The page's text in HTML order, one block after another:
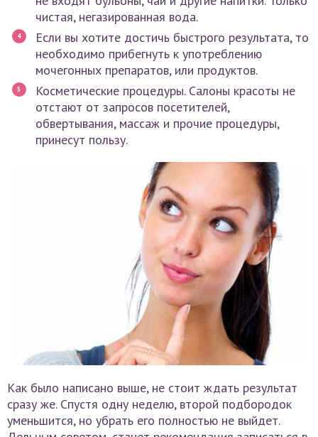
чистая, негазированная вода.
Если вы хотите достичь быстрого результата, то
необходимо прибегнуть к употреблению
мочегонных препаратов, или продуктов.
Косметические процедуры. Салоны красоты не
отстают от запросов посетителей,
обвертывания, массаж и прочие процедуры,
принесут пользу.
Как было написано выше, не стоит ждать результат
сразу же. Спустя одну неделю, второй подбородок
уменьшится, но убрать его полностью не выйдет.